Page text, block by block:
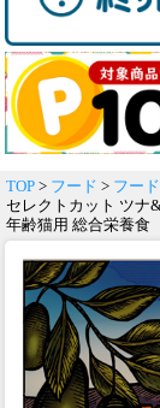
TOP > フード > フー
セレクトカット ツナ
年齢猫用 総合栄養食